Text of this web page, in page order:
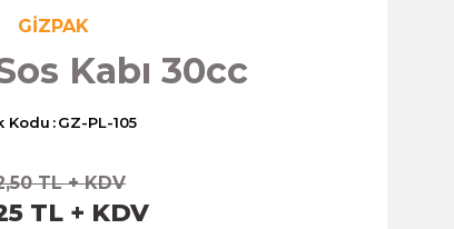
GİZPAK
Kabı 30cc
Kodu GZ-PL-105
TL + KDV
TL + KDV